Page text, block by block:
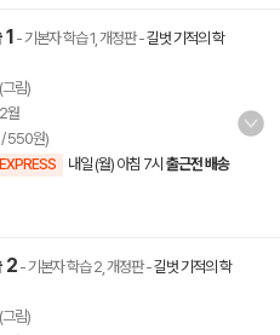
1 - 기본자 학습 1, 개정판-길벗 기적의 학
림)
월
/ 550원)
내일 (월) 아침 7시 출근전 배송
2 - 기본자 학습 2, 개정판-길벗 기적의 학
림)